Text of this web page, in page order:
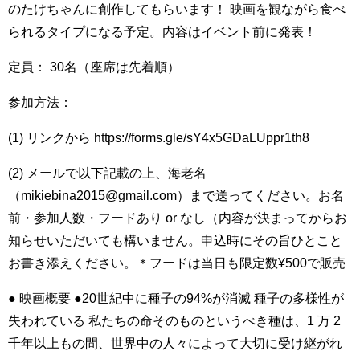
のたけちゃんに創作してもらいます！ 映画を観ながら食べ
られるタイプになる予定。内容はイベント前に発表！
定員： 30名（座席は先着順）
参加方法：
(1) リンクから https://forms.gle/sY4x5GDaLUppr1th8
(2) メールで以下記載の上、海老名
（mikiebina2015@gmail.com）まで送ってください。お名
前・参加人数・フードあり or なし（内容が決まってからお
知らせいただいても構いません。申込時にその旨ひとこと
お書き添えください。＊フードは当日も限定数¥500で販売
● 映画概要 ●20世紀中に種子の94%が消滅 種子の多様性が
失われている 私たちの命そのものというべき種は、1 万 2
千年以上もの間、世界中の人々によって大切に受け継がれ